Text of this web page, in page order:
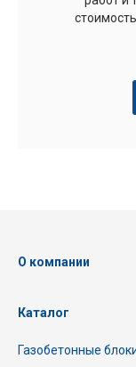
О компании
Каталог
Газобетонные